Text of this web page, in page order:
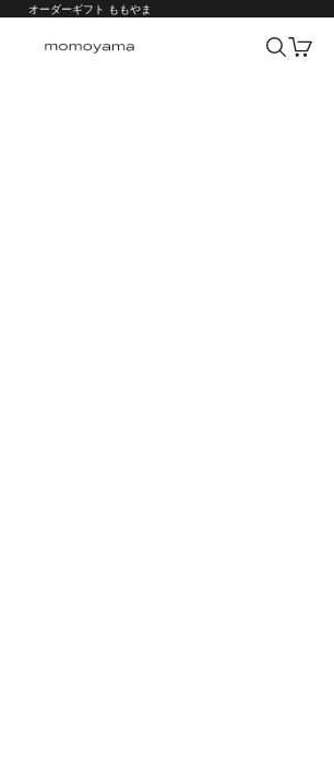
オーダーギフト ももやま
オーダーギフト ももやま 本店 検索カート